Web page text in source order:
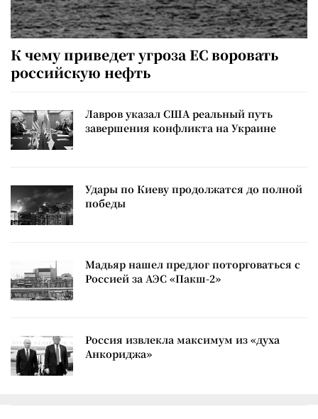
К чему приведет угроза ЕС воровать
российскую нефть
Лавров указал США реальный путь
завершения конфликта на Украине
Удары по Киеву продолжатся до полной
победы
Мадьяр нашел предлог поторговаться с
Россией за АЭС «Пакш-2»
Россия извлекла максимум из «духа
Анкориджа»